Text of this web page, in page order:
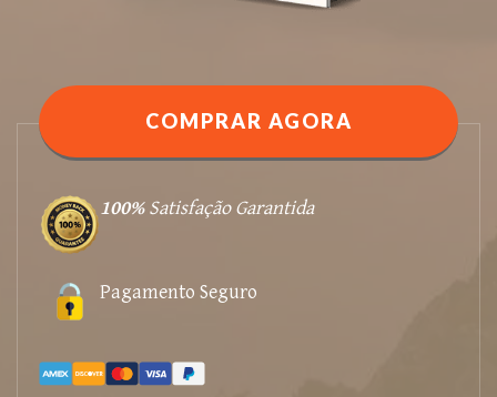
COMPRAR AGORA
100%Satisfação Garantida
Pagamento Seguro